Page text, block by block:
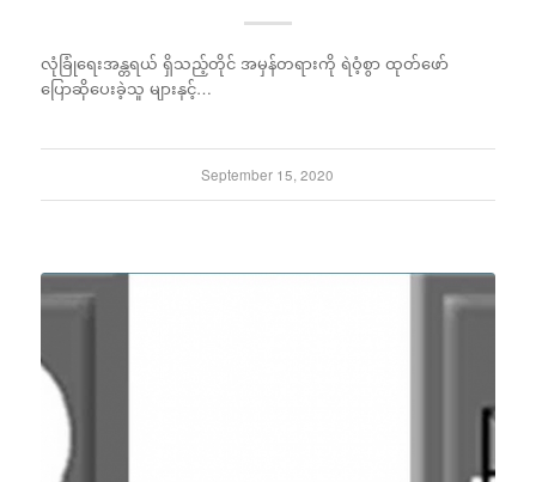
လုံခြုံရေးအန္တရယ် ရှိသည့်တိုင် အမှန်တရားကို ရဲဝံ့စွာ ထုတ်ဖော်
ပြောဆိုပေးခဲ့သူ များနှင့်…
September 15, 2020